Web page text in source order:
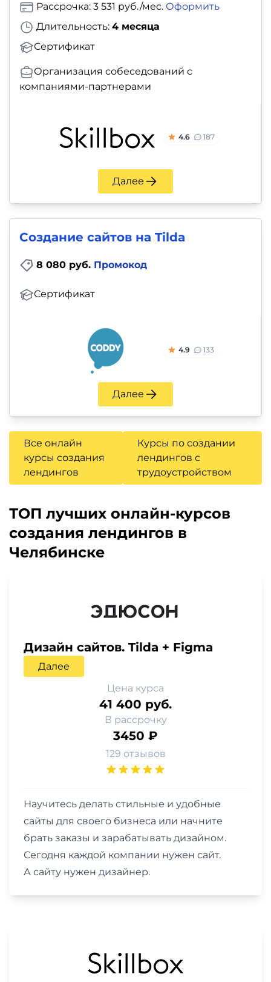
Длительность: 4 месяца
Сертификат
Рассрочка: 3 531 руб./мес. Оформить
Организация собеседований с
компаниями-партнерами
4.6 187
Далее
Создание сайтов на Tilda
8 080 руб. Промокод
Сертификат
4.9 133
Далее
Все онлайн
курсы создания
лендингов
Курсы по создании
лендингов с
трудоустройством
ТОП лучших онлайн-курсов
создания лендингов в
Челябинске
Дизайн сайтов. Tilda + Figma
Далее
Цена курса
41 400 руб.
В рассрочку
3450 ₽
129 отзывов
Научитесь делать стильные и удобные
сайты для своего бизнеса или начните
брать заказы и зарабатывать дизайном.
Сегодня каждой компании нужен сайт.
А сайту нужен дизайнер.
Тесты
на
профориентацию